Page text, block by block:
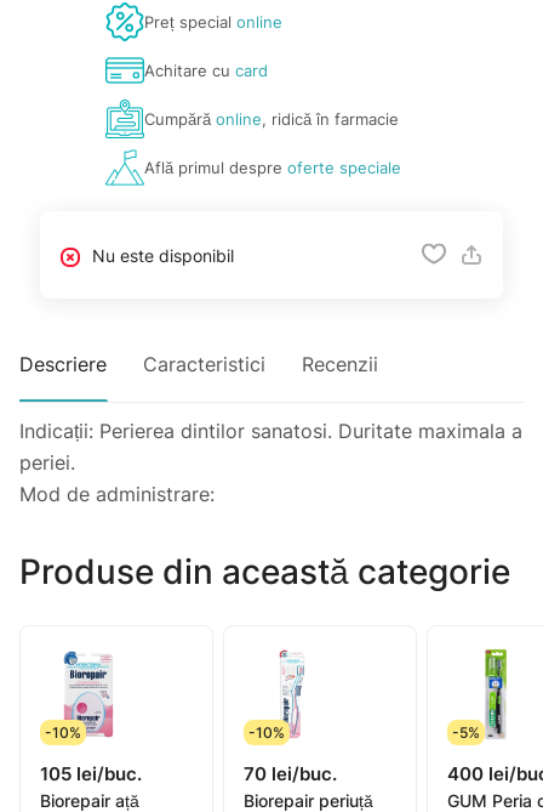
Preț special online
Achitare cu card
Cumpărăonline, ridică în farmacie
Află primul despre oferte speciale
Nu este disponibil
Descriere Caracteristici Recenzii
Indicații: Perierea dintilor sanatosi. Duritate maximala a
periei.
Mod de administrare:
Produse din această categorie
-10%
105 lei/buc.
Biorepair ață
-10%
70 lei/buc.
Biorepair periuță
-5%
400 lei/
GUM Peria